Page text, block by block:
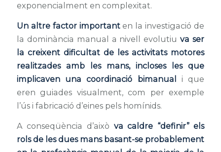
exponencialment en complexitat.
Un altre factor importanten la investigació de
la dominància manual a nivell evolutiuva ser
la creixent dificultat de les activitats motores
realitzades amb les mans, incloses les que
implicaven una coordinació bimanual i que
eren guiades visualment, com per exemple
l’ús i fabricació d’eines pels homínids.
A conseqüència d’això va caldre “definir” els
rols de les dues mans basant-se probablement